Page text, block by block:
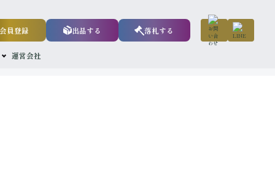
運営会社
会員登録 出品する 落札する